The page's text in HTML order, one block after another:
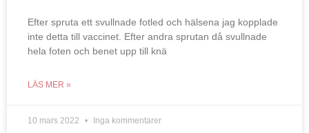
Efter spruta ett svullnade fotled och hälsena jag kopplade
inte detta till vaccinet. Efter andra sprutan då svullnade
hela foten och benet upp till knä
LÄS MER »
10 mars 2022 Inga kommentarer